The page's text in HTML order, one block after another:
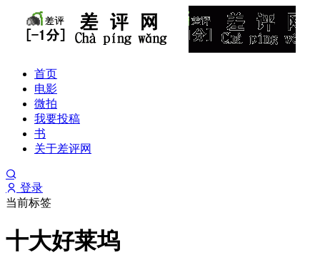
首页
电影
微拍
我要投稿
书
关于差评网
登录
当前标签
十大好莱坞